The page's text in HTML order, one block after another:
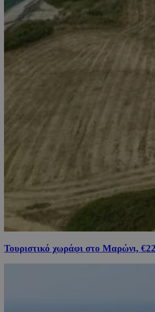
Τουριστικό χωράφι στο Μαρώνι,